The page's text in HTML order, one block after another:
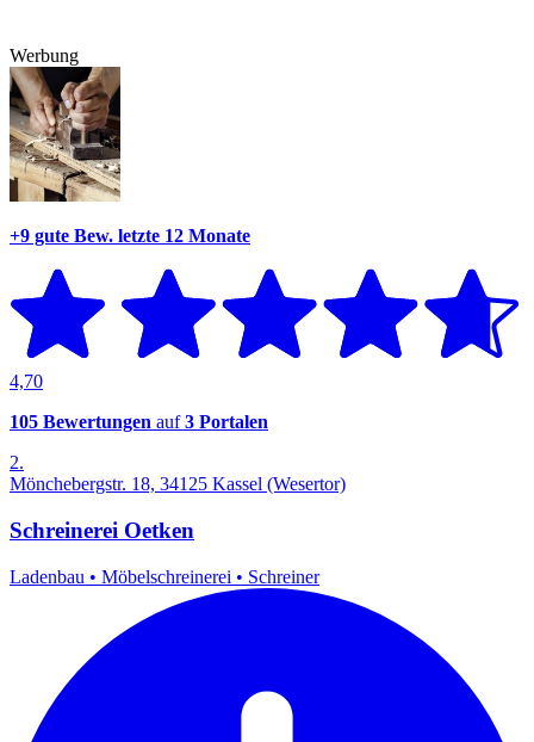
Werbung
+9 gute Bew. letzte 12 Monate
4,70
105 Bewertungen auf3 Portalen
2.
Mönchebergstr. 18, 34125 Kassel (Wesertor)
Schreinerei Oetken
Ladenbau • Möbelschreinerei • Schreiner